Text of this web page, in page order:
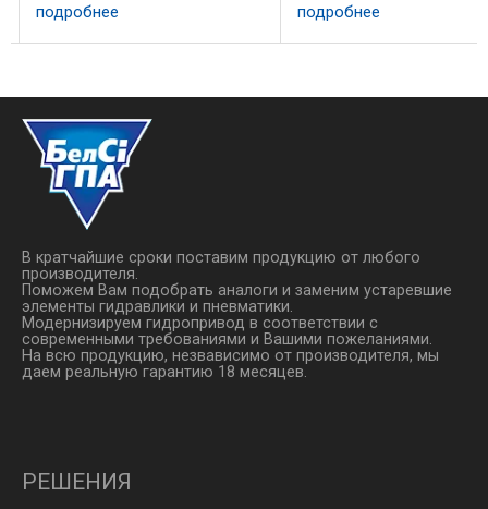
подробнее подробнее
В кратчайшие сроки поставим продукцию от любого
производителя.
Поможем Вам подобрать аналоги и заменим устаревшие
элементы гидравлики и пневматики.
Модернизируем гидропривод в соответствии с
современными требованиями и Вашими пожеланиями.
На всю продукцию, незвависимо от производителя, мы
даем реальную гарантию 18 месяцев.
РЕШЕНИЯ